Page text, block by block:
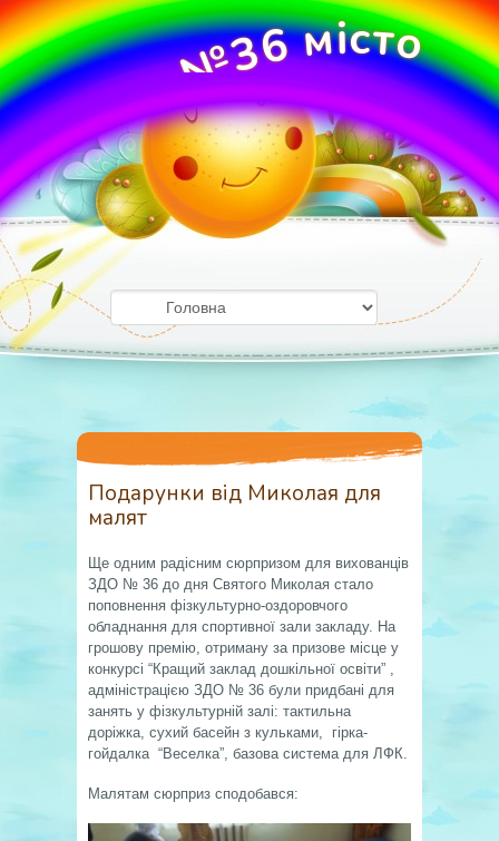
З
ДО№36місто
Ужг
ор
о
д
Подарунки від Миколая для
малят
Ще одним радісним сюрпризом для вихованців
ЗДО № 36 до дня Святого Миколая стало
поповнення фізкультурно-оздоровчого
обладнання для спортивної зали закладу. На
грошову премію, отриману за призове місце у
конкурсі “Кращий заклад дошкільної освіти” ,
адміністрацією ЗДО № 36 були придбані для
занять у фізкультурній залі: тактильна
доріжка, сухий басейн з кульками, гірка-
гойдалка “Веселка”, базова система для ЛФК.
Малятам сюрприз сподобався: